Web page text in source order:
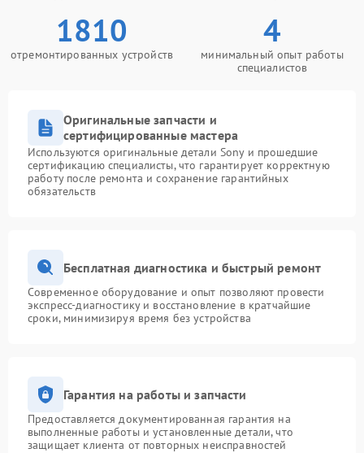
1810
отремонтированных устройств
4
минимальный опыт работы
специалистов
Оригинальные запчасти и
сертифицированные мастера
Используются оригинальные детали Sony и прошедшие
сертификацию специалисты, что гарантирует корректную
работу после ремонта и сохранение гарантийных
обязательств
Бесплатная диагностика и быстрый ремонт
Современное оборудование и опыт позволяют провести
экспресс-диагностику и восстановление в кратчайшие
сроки, минимизируя время без устройства
Гарантия на работы и запчасти
Предоставляется документированная гарантия на
выполненные работы и установленные детали, что
защищает клиента от повторных неисправностей